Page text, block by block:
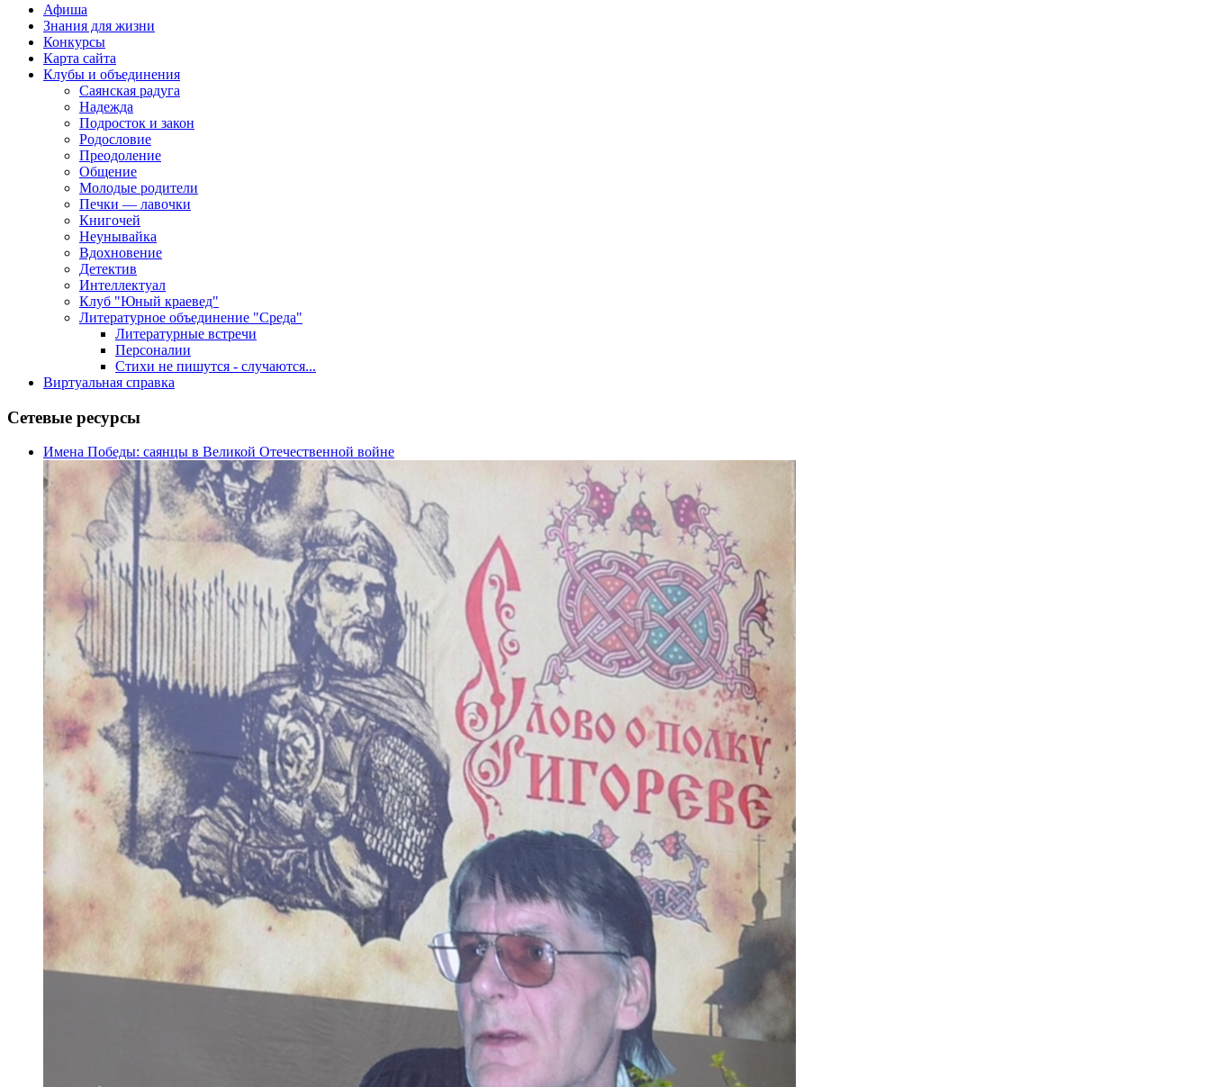
Афиша
Знания для жизни
Конкурсы
Карта сайта
Клубы и объединения
Саянская радуга
Надежда
Подросток и закон
Родословие
Преодоление
Общение
Молодые родители
Печки — лавочки
Книгочей
Неунывайка
Вдохновение
Детектив
Интеллектуал
Клуб "Юный краевед"
Литературное объединение "Среда"
Литературные встречи
Персоналии
Стихи не пишутся - случаются...
Виртуальная справка
Сетевые ресурсы
Имена Победы: саянцы в Великой Отечественной войне